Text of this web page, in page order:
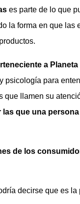
es parte de lo que
la forma en que las
a
para
que llamen su
que una
de los
decirse que es la